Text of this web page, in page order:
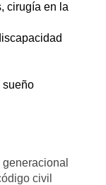
cirugía en la
sueño
civil